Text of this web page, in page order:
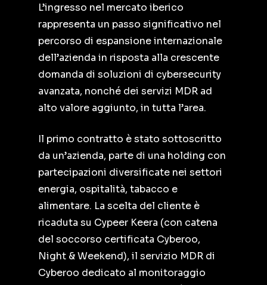
L’ingresso nel mercato iberico
rappresenta un passo significativo nel
percorso di espansione internazionale
dell’azienda in risposta alla crescente
domanda di soluzioni di cybersecurity
avanzata, nonché dei servizi MDR ad
alto valore aggiunto, in tutta l’area.
Il primo contratto è stato sottoscritto
da un’azienda, parte di una holding con
partecipazioni diversificate nei settori
energia, ospitalità, tabacco e
alimentare. La scelta del cliente è
ricaduta su Cypeer Keera (con catena
del soccorso certificata Cyberoo,
Night & Weekend), il servizio MDR di
Cyberoo dedicato al monitoraggio